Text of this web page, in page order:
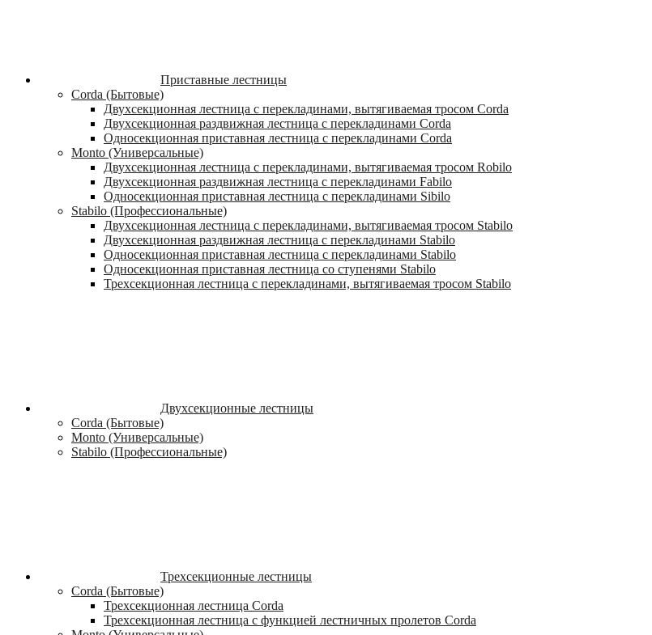
Приставные лестницы
Corda (Бытовые)
Двухсекционная лестница с перекладинами, вытягиваемая тросом Corda
Двухсекционная раздвижная лестница с перекладинами Corda
Односекционная приставная лестница с перекладинами Corda
Monto (Универсальные)
Двухсекционная лестница с перекладинами, вытягиваемая тросом Robilo
Двухсекционная раздвижная лестница с перекладинами Fabilo
Односекционная приставная лестница с перекладинами Sibilo
Stabilo (Профессиональные)
Двухсекционная лестница с перекладинами, вытягиваемая тросом Stabilo
Двухсекционная раздвижная лестница с перекладинами Stabilo
Односекционная приставная лестница с перекладинами Stabilo
Односекционная приставная лестница со ступенями Stabilo
Трехсекционная лестница с перекладинами, вытягиваемая тросом Stabilo
Двухсекционные лестницы
Corda (Бытовые)
Monto (Универсальные)
Stabilo (Профессиональные)
Трехсекционные лестницы
Corda (Бытовые)
Трехсекционная лестница Corda
Трехсекционная лестница с функцией лестничных пролетов Corda